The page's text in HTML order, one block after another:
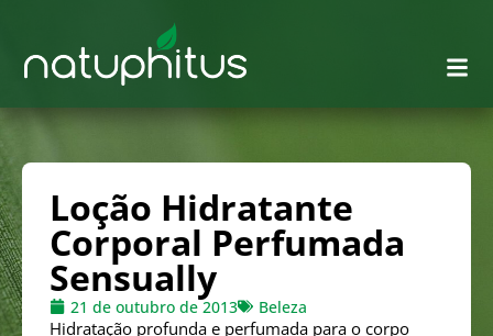
Loção Hidratante
Corporal Perfumada
Sensually
21 de outubro de 2013 Beleza
Hidratação profunda e perfumada para o corpo